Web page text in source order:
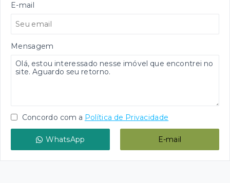
E-mail
Mensagem
Concordo com a Política de Privacidade
WhatsApp E-mail